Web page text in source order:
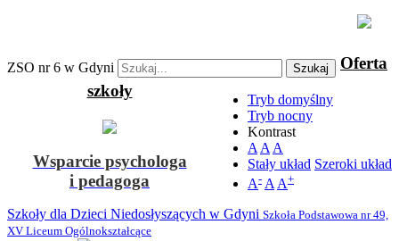
ZSO nr 6 w Gdyni Szukaj
Tryb domyślny
Tryb nocny
Kontrast
A A A
Stały układ Szeroki układ
A- A A+
Szkoły dla Dzieci Niedosłyszących w Gdyni Szkoła Podstawowa nr 49,
XV Liceum Ogólnokształcące
Oferta
szkoły
Wsparcie psychologa
i pedagoga